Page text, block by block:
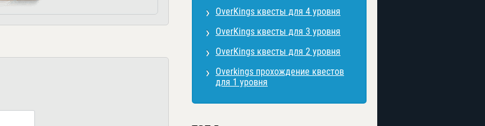
OverKings квесты для 4 уровня
OverKings квесты для 3 уровня
OverKings квесты для 2 уровня
Overkings прохождение квестов
для 1 уровня